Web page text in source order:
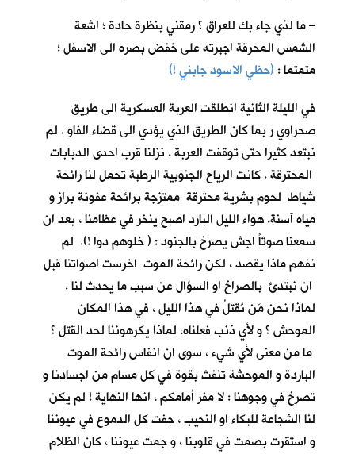
– ما لذي جاء بك للعراق ؟ رمقني بنظرة حادة ؛ اشعة
الشمس المحرقة اجبرته على خفض بصره الى الاسفل ؛
متمتما : (حظي الاسود جابني !)
في الليلة الثانية انطلقت العربة العسكرية الى طريق
صحراوي ر بما كان الطريق الذي يؤدي الى قضاء الفاو . لم
نبتعد كثيرا حتى توقفت العربة . نزلنا قرب احدى الدبابات
المحترقة . كانت الرياح الجنوبية الرطبة تحمل لنا رائحة
شياط لحوم بشرية محترقة ممتزجة برائحة عفونة براز و
مياه آسنة. هواء الليل البارد اصبح ينخر في عظامنا ، بعد ان
سمعنا صوتاً اجش يصرخ بالجنود : ( خلوهم دوا !). لم
نفهم ماذا يقصد ، لكن رائحة الموت اخرست اصواتنا قبل
ان نبتدئ بالصراخ او السؤال عن سبب ما يحدث لنا .
لماذا نحن مَن نُقتلُ في هذا الليل ، في هذا المكان
الموحش ؟ و لأي ذنب فعلناه، لماذا يكرهوننا لحد القتل ؟
ما من معنى لأي شيء ، سوى ان انفاس رائحة الموت
الباردة و الموحشة تنفث بقوة في كل مسام من اجسادنا و
تصرخ في وجوهنا : لا مفر أمامكم ، انها النهاية ! لم يكن
لنا الشجاعة للبكاء او النحيب ، جفت كل الدموع في عيوننا
و استقرت بصمت في قلوبنا ، و جمت عيوننا ، كان الظلام